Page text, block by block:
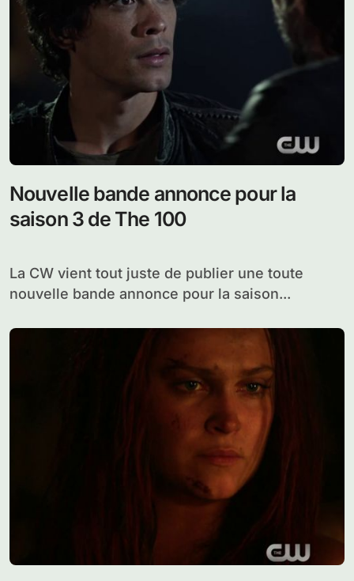
Nouvelle bande annonce pour la
saison 3 de The 100
La CW vient tout juste de publier une toute
nouvelle bande annonce pour la saison...